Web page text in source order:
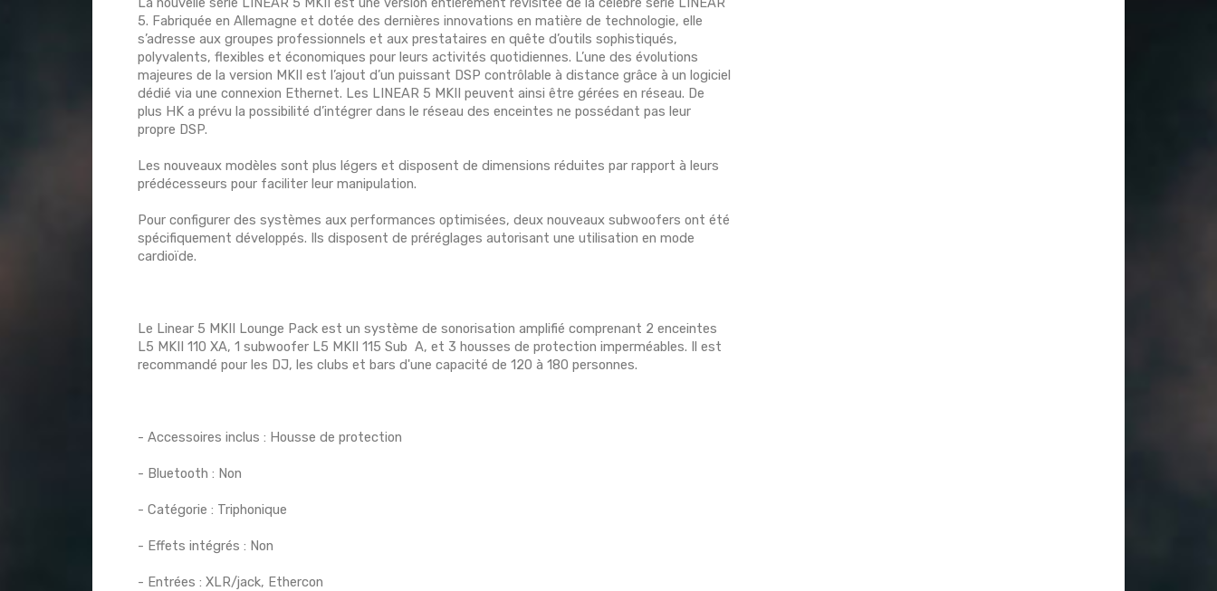
5. Fabriquée en Allemagne et dotée des dernières innovations en matière de technologie, elle
s’adresse aux groupes professionnels et aux prestataires en quête d’outils sophistiqués,
polyvalents, flexibles et économiques pour leurs activités quotidiennes. L’une des évolutions
majeures de la version MKII est l’ajout d’un puissant DSP contrôlable à distance grâce à un logiciel
dédié via une connexion Ethernet. Les LINEAR 5 MKII peuvent ainsi être gérées en réseau. De
plus HK a prévu la possibilité d’intégrer dans le réseau des enceintes ne possédant pas leur
propre DSP.
Les nouveaux modèles sont plus légers et disposent de dimensions réduites par rapport à leurs
prédécesseurs pour faciliter leur manipulation.
Pour configurer des systèmes aux performances optimisées, deux nouveaux subwoofers ont été
spécifiquement développés. Ils disposent de préréglages autorisant une utilisation en mode
cardioïde.
Le Linear 5 MKII Lounge Pack est un système de sonorisation amplifié comprenant 2 enceintes
L5 MKII 110 XA, 1 subwoofer L5 MKII 115 Sub A, et 3 housses de protection imperméables. Il est
recommandé pour les DJ, les clubs et bars d'une capacité de 120 à 180 personnes.
- Accessoires inclus : Housse de protection
- Bluetooth : Non
- Catégorie : Triphonique
- Effets intégrés : Non
- Entrées : XLR/jack, Ethercon